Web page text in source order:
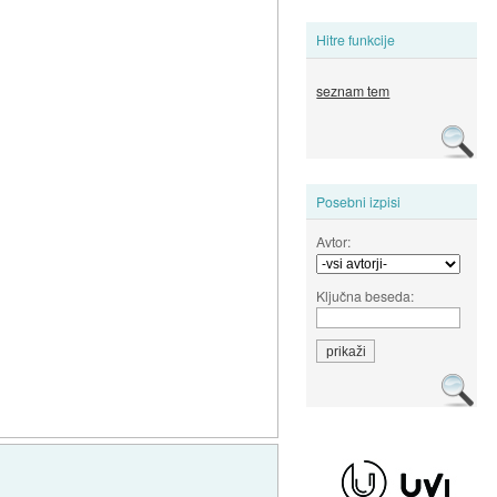
Hitre funkcije
seznam tem
Posebni izpisi
Avtor:
Ključna beseda: